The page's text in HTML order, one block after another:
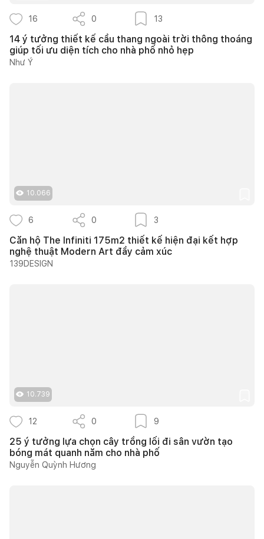
16 0 13
14 ý tưởng thiết kế cầu thang ngoài trời thông thoáng
giúp tối ưu diện tích cho nhà phố nhỏ hẹp
Như Ý
10.066
6 0 3
Căn hộ The Infiniti 175m2 thiết kế hiện đại kết hợp
nghệ thuật Modern Art đầy cảm xúc
139DESIGN
10.739
12 0 9
25 ý tưởng lựa chọn cây trồng lối đi sân vườn tạo
bóng mát quanh năm cho nhà phố
Nguyễn Quỳnh Hương